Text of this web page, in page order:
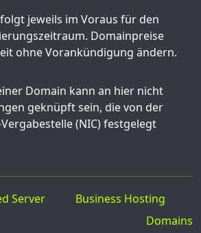
jeweils im Voraus für den
Domainpreise
ohne Vorankündigung ändern.
Domain kann an hier nicht
geknüpft sein, die von der
(NIC) festgelegt
Server
Business Hosting
Domains